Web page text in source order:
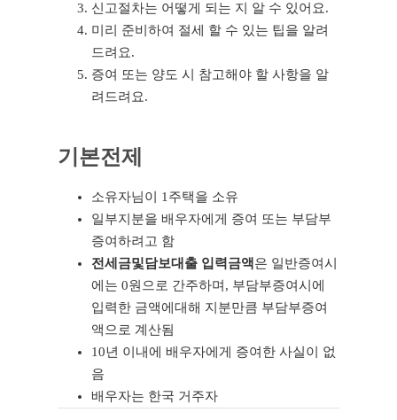
신고절차는 어떻게 되는 지 알 수 있어요.
미리 준비하여 절세 할 수 있는 팁을 알려
드려요.
증여 또는 양도 시 참고해야 할 사항을 알
려드려요.
기본전제
소유자님이 1주택을 소유
일부지분을 배우자에게 증여 또는 부담부
증여하려고 함
전세금및담보대출 입력금액은 일반증여시
에는 0원으로 간주하며, 부담부증여시에
입력한 금액에대해 지분만큼 부담부증여
액으로 계산됨
10년 이내에 배우자에게 증여한 사실이 없
음
배우자는 한국 거주자